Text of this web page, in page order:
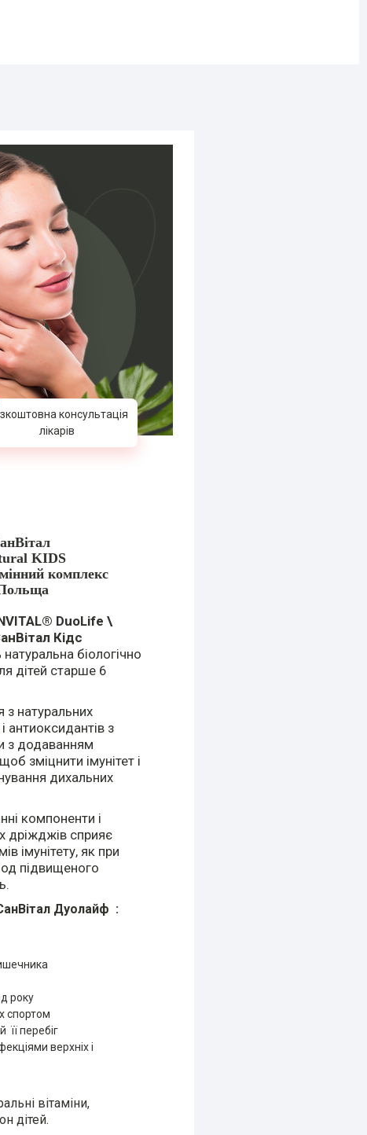
консультація
лікарів
KIDS
комплекс
DuoLife \
Кідс
натуральна біологічно
дітей старше 6
натуральних
і антиоксидантів з
з додаванням
зміцнити імунітет і
дихальних
компоненти і
дріжджів сприяє
імунітету, як при
підвищеного
Дуолайф :
року
спортом
перебіг
верхніх і
вітаміни,
дітей.